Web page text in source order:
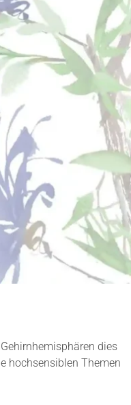
dies
hochsensiblen Themen